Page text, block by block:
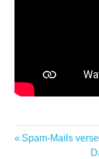
Vorheriger
Spam-Mails